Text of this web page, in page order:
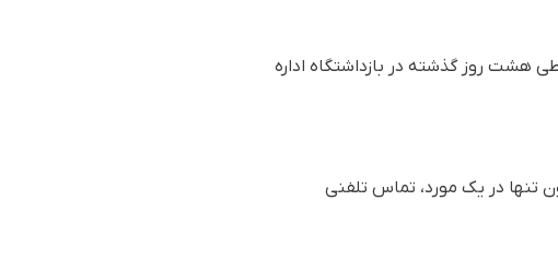
هشت روز گذشته در بازداشتگاه اداره
تنها در یک مورد، تماس تلفنی